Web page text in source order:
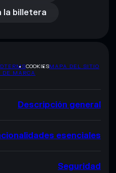
la billetera
TERMSCOOKIESMAPA DEL SITIO
DE MARCA
Descripción general
esenciales
Seguridad